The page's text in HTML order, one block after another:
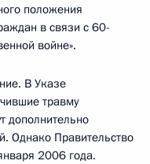
положения
в связи с 60-
войне».
В Указе
травму
дополнительно
Однако Правительство
2006 года.